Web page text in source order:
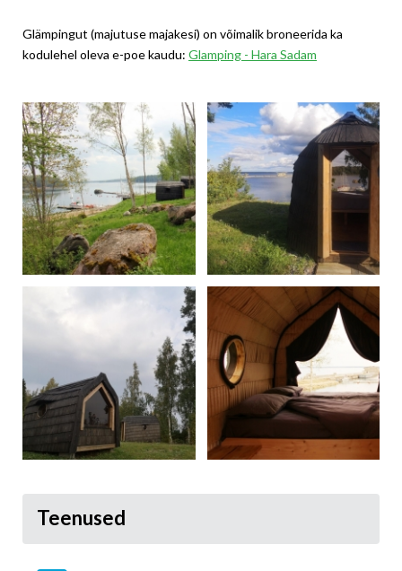
Glämpingut (majutuse majakesi) on võimalik broneerida ka
kodulehel oleva e-poe kaudu: Glamping - Hara Sadam
Teenused